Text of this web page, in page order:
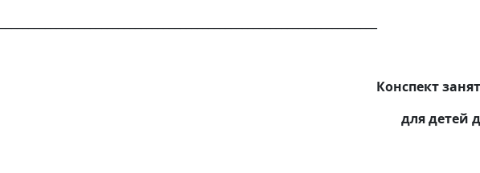
Конспект
для детей